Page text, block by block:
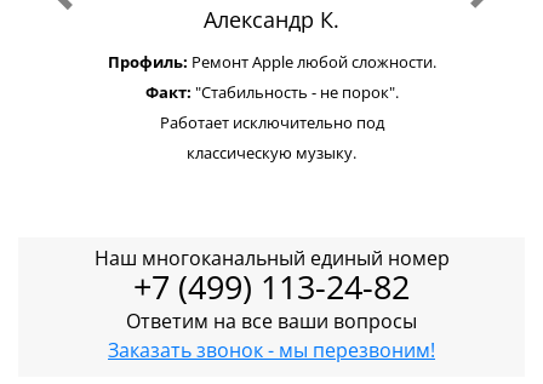
Александр К.
Профиль: Ремонт Apple любой сложности.
Факт: "Стабильность - не порок".
Работает исключительно под
классическую музыку.
Наш многоканальный единый номер
+7 (499) 113-24-82
Ответим на все ваши вопросы
Заказать звонок - мы перезвоним!